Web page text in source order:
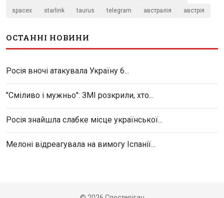
spacex starlink taurus telegram австралія австрія
ОСТАННІ НОВИНИ
Росія вночі атакувала Україну 6...
"Сміливо і мужньо": ЗМІ розкрили, хто...
Росія знайшла слабке місце української...
Мелоні відреагувала на вимогу Іспанії...